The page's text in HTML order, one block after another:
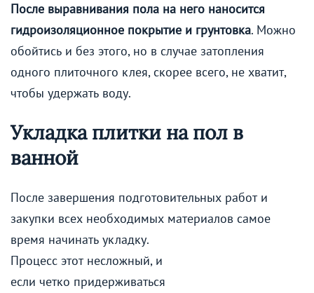
После выравнивания пола на него наносится
гидроизоляционное покрытие и грунтовка. Можно
обойтись и без этого, но в случае затопления
одного плиточного клея, скорее всего, не хватит,
чтобы удержать воду.
Укладка плитки на пол в
ванной
После завершения подготовительных работ и
закупки всех необходимых материалов самое
время начинать укладку.
Процесс этот несложный, и
если четко придерживаться